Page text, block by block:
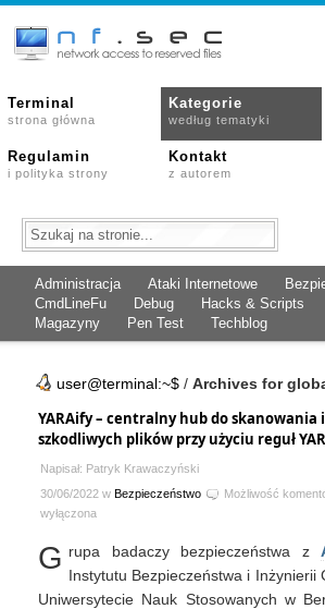
Terminal
strona główna
Kategorie
według tematyki
Regulamin
i polityka strony
Kontakt
z autorem
Administracja Ataki Internetowe
CmdLineFu
Debug Hacks & Scripts
Magazyny
Pen Test Techblog
user@terminal:~$ / Archives for
YARAify – centralny hub do skanowania
szkodliwych plików przy użyciu reguł
Napisał: Patryk Krawaczyński
30/06/2022 w Bezpieczeństwo Możliwość
wyłączona
G rupa badaczy bezpieczeństwa z
Instytutu Bezpieczeństwa i Inżynierii
Uniwersytecie Nauk Stosowanych w